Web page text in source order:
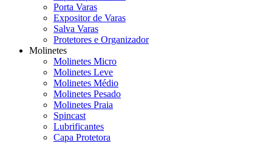
Porta Varas
Expositor de Varas
Salva Varas
Protetores e Organizador
Molinetes
Molinetes Micro
Molinetes Leve
Molinetes Médio
Molinetes Pesado
Molinetes Praia
Spincast
Lubrificantes
Capa Protetora